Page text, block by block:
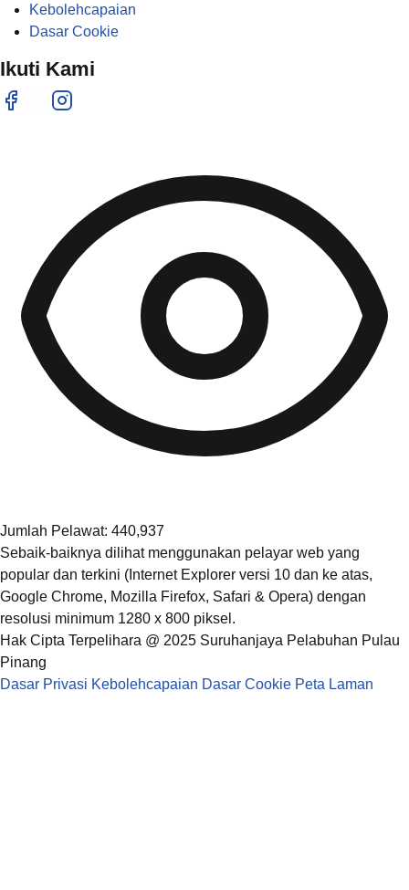
Kebolehcapaian
Dasar Cookie
Ikuti Kami
Jumlah Pelawat: 440,937
Sebaik-baiknya dilihat menggunakan pelayar web yang
popular dan terkini (Internet Explorer versi 10 dan ke atas,
Google Chrome, Mozilla Firefox, Safari & Opera) dengan
resolusi minimum 1280 x 800 piksel.
Hak Cipta Terpelihara @ 2025 Suruhanjaya Pelabuhan Pulau
Pinang
Dasar Privasi Kebolehcapaian Dasar Cookie Peta Laman